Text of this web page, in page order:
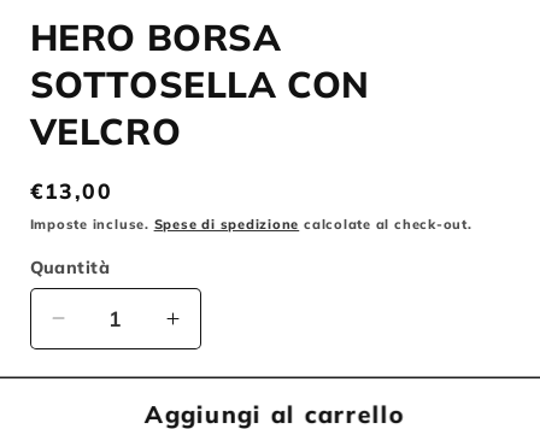
multimediali
1
finestra
modale
HERO BORSA
SOTTOSELLA CON
VELCRO
Prezzo
di
€13,00
Imposte incluse. Spese di spedizione calcolate al check-out.
Quantità
Diminuisci
quantità
per
Aumenta
quantità
per
HERO
Aggiungi al carrello